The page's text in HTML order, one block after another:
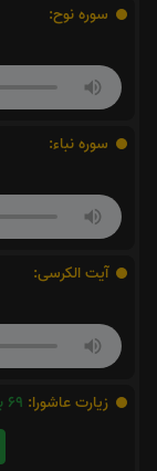
سوره نوح:
سوره نباء:
آیت الکرسی:
زیارت عاشورا: 69